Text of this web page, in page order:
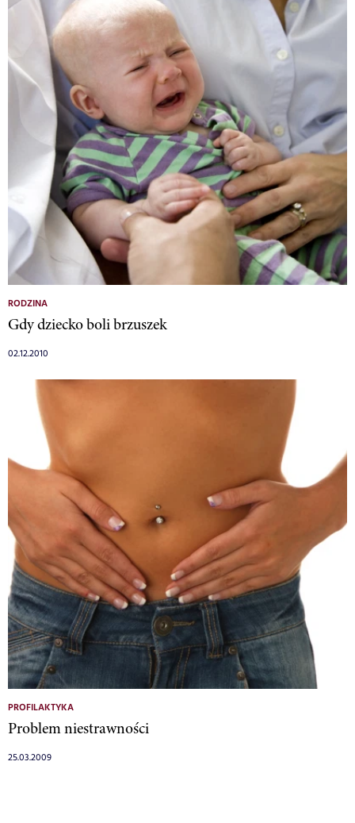
RODZINA
Gdy dziecko boli brzuszek
02.12.2010
PROFILAKTYKA
Problem niestrawności
25.03.2009